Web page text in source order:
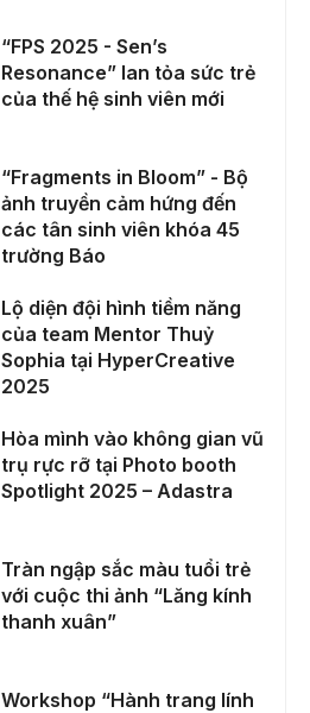
“FPS 2025 - Sen’s
Resonance” lan tỏa sức trẻ
của thế hệ sinh viên mới
“Fragments in Bloom” - Bộ
ảnh truyền cảm hứng đến
các tân sinh viên khóa 45
trường Báo
Lộ diện đội hình tiềm năng
của team Mentor Thuỷ
Sophia tại HyperCreative
2025
Hòa mình vào không gian vũ
trụ rực rỡ tại Photo booth
Spotlight 2025 – Adastra
Tràn ngập sắc màu tuổi trẻ
với cuộc thi ảnh “Lăng kính
thanh xuân”
Workshop “Hành trang lính